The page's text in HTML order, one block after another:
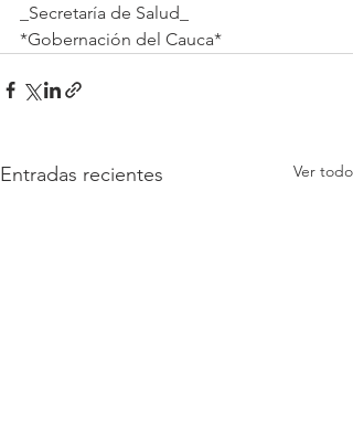
_Secretaría de Salud_
*Gobernación del Cauca*
Entradas recientes Ver todo